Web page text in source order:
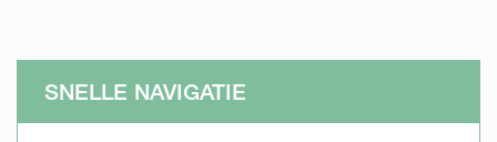
SNELLE NAVIGATIE